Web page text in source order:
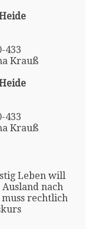
433
Krauß
433
Krauß
Leben will
nach
rechtlich